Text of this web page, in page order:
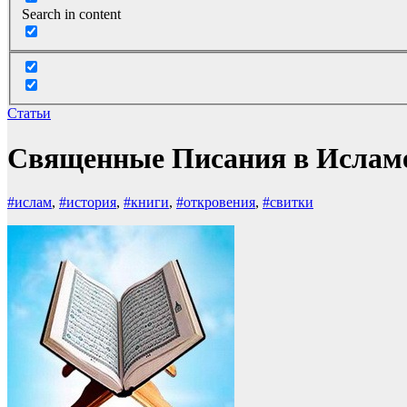
Search in content
Статьи
Священные Писания в
#ислам, #история, #книги, #откровения, #свитки